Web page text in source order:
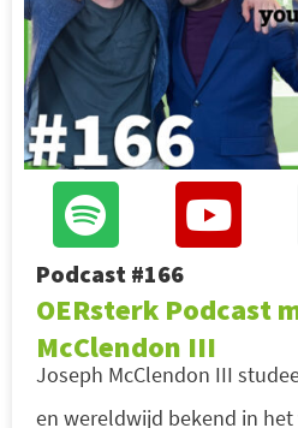
Podcast #166
OERsterk Podcast
McClendon III
Joseph McClendon III
en wereldwijd bekend in